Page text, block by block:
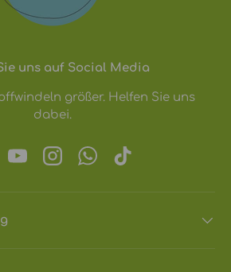
uns auf Social Media
größer. Helfen Sie uns
dabei.
YouTubeInstagramWhatsApp
TikTok